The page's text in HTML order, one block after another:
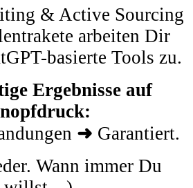
& Active Sourcing
arbeiten Dir
basierte Tools zu.
Ergebnisse auf
➜ Garantiert.
Wann immer Du